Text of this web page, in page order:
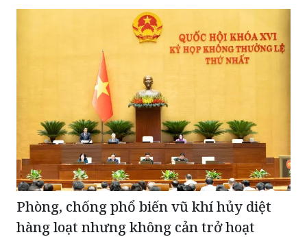
Phòng, chống phổ biến vũ khí hủy diệt
hàng loạt nhưng không cản trở hoạt